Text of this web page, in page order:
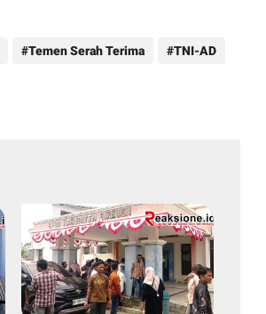
Temen Serah Terima TNI-AD